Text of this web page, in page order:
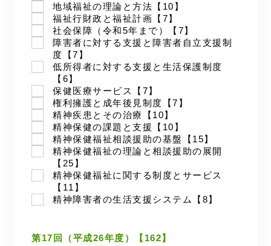
地域福祉の理論と方法【10】
福祉行財政と福祉計画【7】
社会保障（令和5年まで）【7】
障害者に対する支援と障害者自立支援制
度【7】
低所得者に対する支援と生活保護制度
【6】
保健医療サービス【7】
権利擁護と成年後見制度【7】
精神疾患とその治療【10】
精神保健の課題と支援【10】
精神保健福祉相談援助の基盤【15】
精神保健福祉の理論と相談援助の展開
【25】
精神保健福祉に関する制度とサービス
【11】
精神障害者の生活支援システム【8】
第17回（平成26年度）【162】